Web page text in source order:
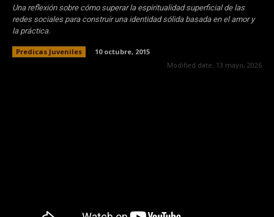
Una reflexión sobre cómo superar la espiritualidad superficial de las
redes sociales para construir una identidad sólida basada en el amor y
la práctica.
Predicas Juveniles
10 octubre, 2015
Modified date: 13 mayo, 2026